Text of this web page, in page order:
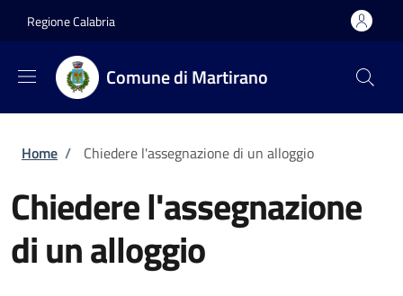
Regione Calabria
Comune di Martirano
Briciole di pane
Home / Chiedere l'assegnazione di un alloggio
Chiedere l'assegnazione
di un alloggio